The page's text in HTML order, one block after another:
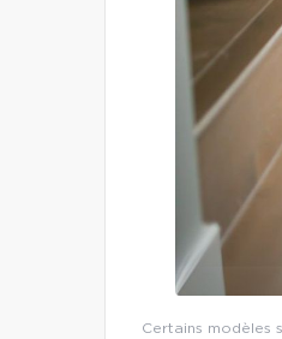
Certains modèles